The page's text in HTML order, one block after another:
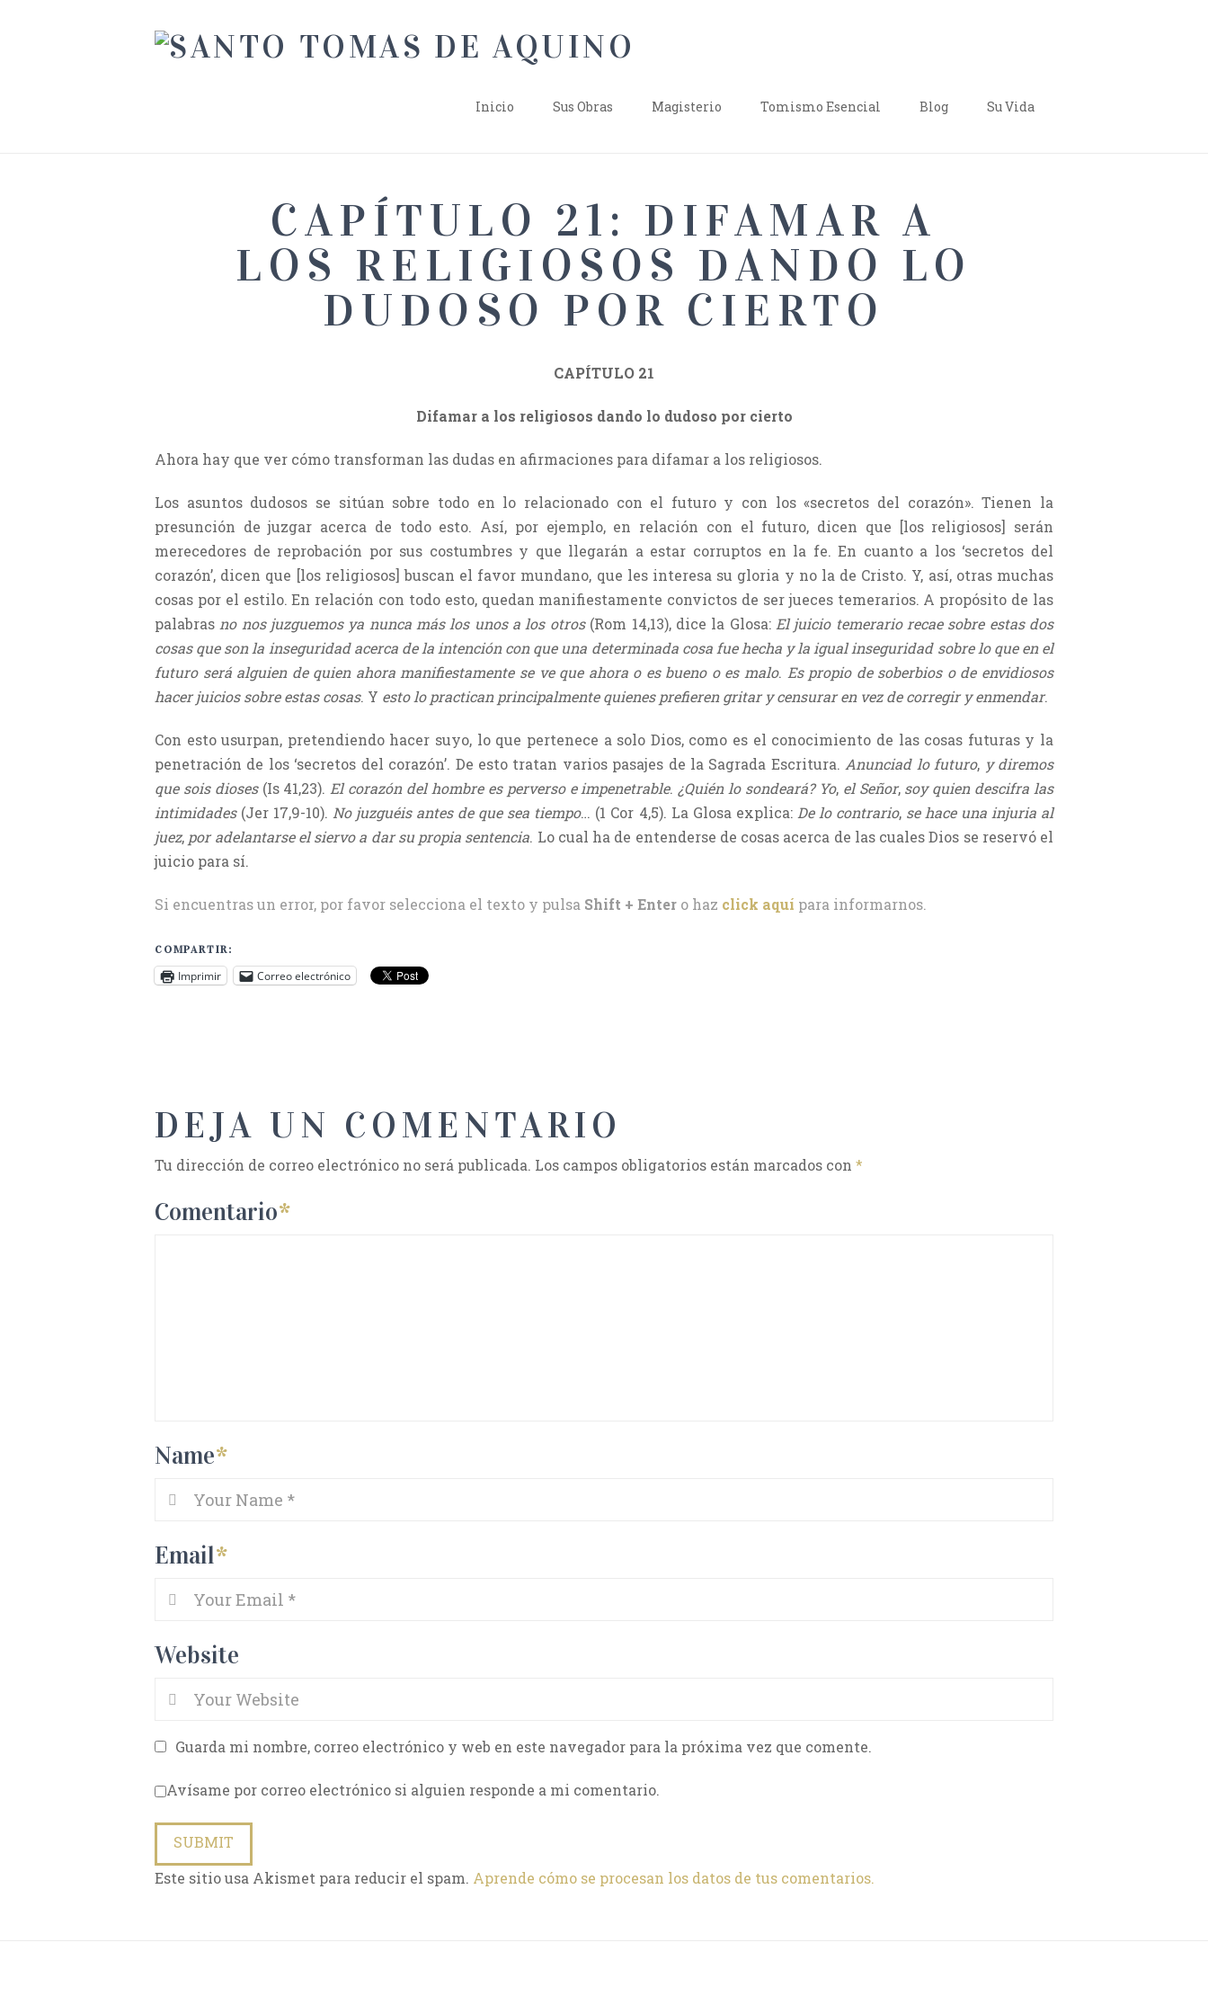
Inicio Sus Obras Magisterio Tomismo Esencial Blog Su Vida
CAPÍTULO 21: DIFAMAR A
LOS RELIGIOSOS DANDO LO
DUDOSO POR CIERTO
CAPÍTULO 21
Difamar a los religiosos dando lo dudoso por cierto
Ahora hay que ver cómo transforman las dudas en afirmaciones para difamar a los religiosos.
Los asuntos dudosos se sitúan sobre todo en lo relacionado con el futuro y con los «secretos del corazón». Tienen la
presunción de juzgar acerca de todo esto. Así, por ejemplo, en relación con el futuro, dicen que [los religiosos] serán
merecedores de reprobación por sus costumbres y que llegarán a estar corruptos en la fe. En cuanto a los ‘secretos del
corazón’, dicen que [los religiosos] buscan el favor mundano, que les interesa su gloria y no la de Cristo. Y, así, otras muchas
cosas por el estilo. En relación con todo esto, quedan manifiestamente convictos de ser jueces temerarios. A propósito de las
palabras no nos juzguemos ya nunca más los unos a los otros (Rom 14,13), dice la Glosa: El juicio temerario recae sobre estas dos
cosas que son la inseguridad acerca de la intención con que una determinada cosa fue hecha y la igual inseguridad sobre lo que en el
futuro será alguien de quien ahora manifiestamente se ve que ahora o es bueno o es malo. Es propio de soberbios o de envidiosos
hacer juicios sobre estas cosas. Y esto lo practican principalmente quienes prefieren gritar y censurar en vez de corregir y enmendar.
Con esto usurpan, pretendiendo hacer suyo, lo que pertenece a solo Dios, como es el conocimiento de las cosas futuras y la
penetración de los ‘secretos del corazón’. De esto tratan varios pasajes de la Sagrada Escritura. Anunciad lo futuro, y diremos
que sois dioses (Is 41,23). El corazón del hombre es perverso e impenetrable. ¿Quién lo sondeará? Yo,el Señor,soy quien descifra las
intimidades (Jer 17,9-10). No juzguéis antes de que sea tiempo… (1 Cor 4,5). La Glosa explica: De lo contrario,se hace una injuria al
juez, por adelantarse el siervo a dar su propia sentencia. Lo cual ha de entenderse de cosas acerca de las cuales Dios se reservó el
juicio para sí.
Si encuentras un error, por favor selecciona el texto y pulsa Shift + Enter o haz click aquí para informarnos.
COMPARTIR:
Imprimir Correo electrónico
DEJA UN COMENTARIO
Tu dirección de correo electrónico no será publicada. Los campos obligatorios están marcados con *
Comentario*
Name*
Email*
Website
Guarda mi nombre, correo electrónico y web en este navegador para la próxima vez que comente.
Avísame por correo electrónico si alguien responde a mi comentario.
Este sitio usa Akismet para reducir el spam. Aprende cómo se procesan los datos de tus comentarios.